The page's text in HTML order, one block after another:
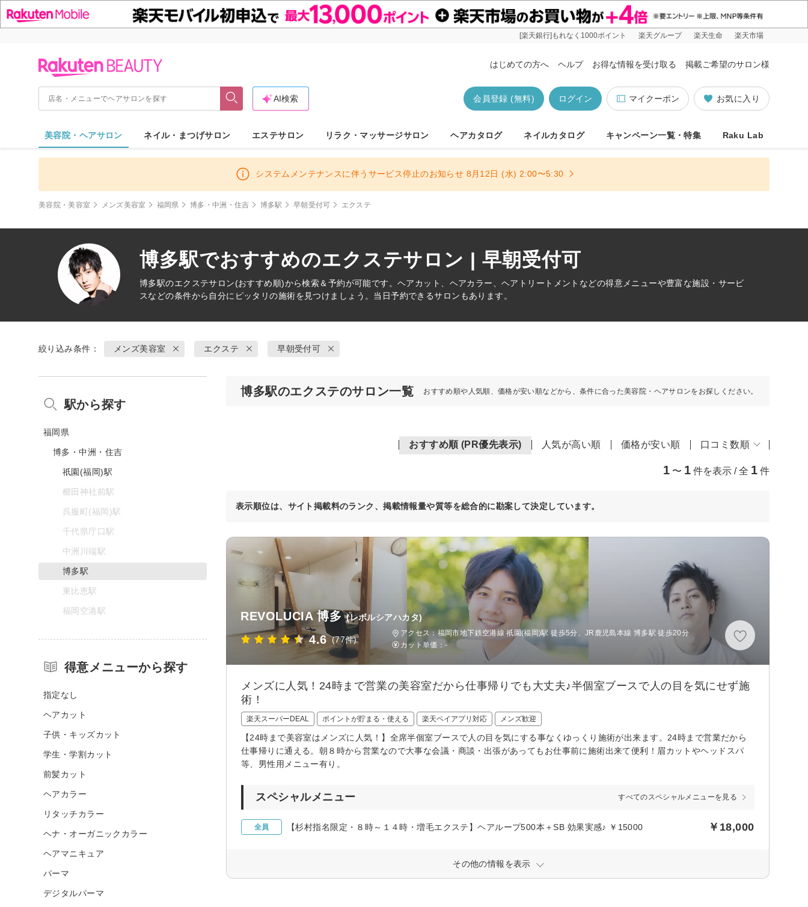
[楽天銀行]もれなく1000ポイント 楽天グループ 楽天生命 楽天市場
はじめての方へ ヘルプ お得な情報を受け取る 掲載ご希望のサロン様
お気に入り
マイクーポン
ログイン
会員登録 (無料)
AI検索
美容院・ヘアサロン ネイル・まつげサロン エステサロン リラク・マッサージサロン ヘアカタログ ネイルカタログ キャンペーン一覧・特集 Raku Lab
システムメンテナンスに伴うサービス停止のお知らせ 8月12日 (水) 2:00〜5:30
美容院・美容室 メンズ美容室 福岡県 博多・中洲・住吉 博多駅 早朝受付可 エクステ
博多駅でおすすめのエクステサロン | 早朝受付可
博多駅のエクステサロン(おすすめ順)から検索＆予約が可能です。ヘアカット、ヘアカラー、ヘアトリートメントなどの得意メニューや豊富な施設・サービ
スなどの条件から自分にピッタリの施術を見つけましょう。当日予約できるサロンもあります。
絞り込み条件： メンズ美容室 エクステ 早朝受付可
博多駅のエクステのサロン一覧 おすすめ順や人気順、価格が安い順などから、条件に合った美容院・ヘアサロンをお探しください。
おすすめ順 (PR優先表示) 人気が高い順 価格が安い順 口コミ数順
1 〜 1 件を表示 / 全 1 件
表示順位は、サイト掲載料のランク、掲載情報量や質等を総合的に勘案して決定しています。
REVOLUCIA 博多 (レボルシアハカタ)
4.6 (77件)
アクセス：福岡市地下鉄空港線 祇園(福岡)駅 徒歩5分、JR鹿児島本線 博多駅 徒歩20分
カット単価：-
メンズに人気！24時まで営業の美容室だから仕事帰りでも大丈夫♪半個室ブースで人の目を気にせず施
術！
楽天スーパーDEAL ポイントが貯まる・使える 楽天ペイアプリ対応 メンズ歓迎
【24時まで美容室はメンズに人気！】全席半個室ブースで人の目を気にする事なくゆっくり施術が出来ます。24時まで営業だから
仕事帰りに通える。朝８時から営業なので大事な会議・商談・出張があってもお仕事前に施術出来て便利！眉カットやヘッドスパ
等、男性用メニュー有り。
スペシャルメニュー すべてのスペシャルメニューを見る
全員 【杉村指名限定・８時～１４時・増毛エクステ】ヘアループ500本＋SB 効果実感♪ ￥15000 ￥18,000
その他の情報を表示
駅から探す
福岡県
博多・中洲・住吉
祇園(福岡)駅
櫛田神社前駅
呉服町(福岡)駅
千代県庁口駅
中洲川端駅
博多駅
東比恵駅
福岡空港駅
得意メニューから探す
指定なし
ヘアカット
子供・キッズカット
学生・学割カット
前髪カット
ヘアカラー
リタッチカラー
ヘナ・オーガニックカラー
ヘアマニキュア
パーマ
デジタルパーマ